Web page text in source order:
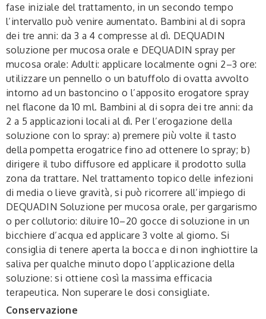
fase iniziale del trattamento, in un secondo tempo
l’intervallo può venire aumentato. Bambini al di sopra
dei tre anni: da 3 a 4 compresse al dì. DEQUADIN
soluzione per mucosa orale e DEQUADIN spray per
mucosa orale: Adulti: applicare localmente ogni 2–3 ore:
utilizzare un pennello o un batuffolo di ovatta avvolto
intorno ad un bastoncino o l’apposito erogatore spray
nel flacone da 10 ml. Bambini al di sopra dei tre anni: da
2 a 5 applicazioni locali al dì. Per l’erogazione della
soluzione con lo spray: a) premere più volte il tasto
della pompetta erogatrice fino ad ottenere lo spray; b)
dirigere il tubo diffusore ed applicare il prodotto sulla
zona da trattare. Nel trattamento topico delle infezioni
di media o lieve gravità, si può ricorrere all’impiego di
DEQUADIN Soluzione per mucosa orale, per gargarismo
o per collutorio: diluire 10–20 gocce di soluzione in un
bicchiere d’acqua ed applicare 3 volte al giorno. Si
consiglia di tenere aperta la bocca e di non inghiottire la
saliva per qualche minuto dopo l’applicazione della
soluzione: si ottiene così la massima efficacia
terapeutica. Non superare le dosi consigliate.
Conservazione